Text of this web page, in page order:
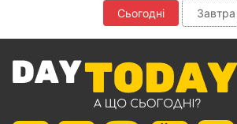
Сьогодні Завтра